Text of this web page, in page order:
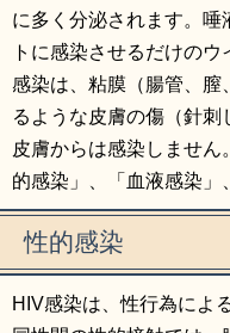
に多く分泌されます。唾
トに感染させるだけのウ
感染は、粘膜（腸管、膣
るような皮膚の傷（針
皮膚からは感染しませ
的感染」、「血液感染」
性的感染
HIV感染は、性行為によ